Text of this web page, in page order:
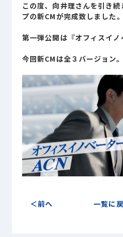
Sustainability
採用情報
person お客様専用サ
group 商談中のお客様
mail お問い合わせ
この度、向井理さんを引き
プの新CMが完成致しました。
第一弾公開は『オフィスイノ
今回新CMは全３バージョン
前へ 一覧に